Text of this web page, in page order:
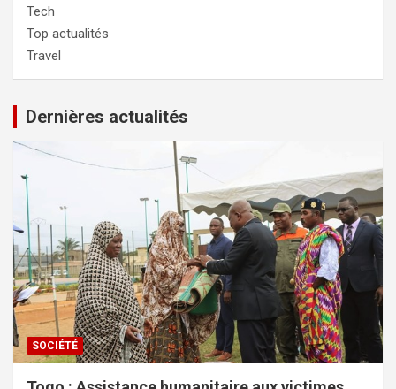
Tech
Top actualités
Travel
Dernières actualités
SOCIÉTÉ